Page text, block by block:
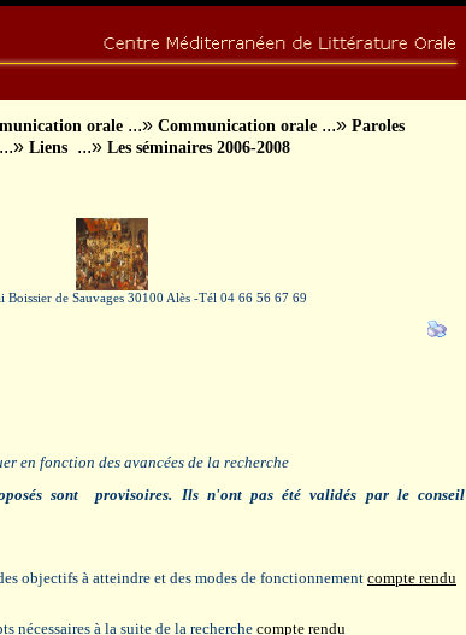
orale ...» Communication orale ...» Paroles
Liens ...» Les séminaires 2006-2008
Boissier de Sauvages 30100 Alès -Tél 04 66 56 67 69
en fonction des avancées de la recherche
sont provisoires. Ils n'ont pas été validés par le conseil
objectifs à atteindre et des modes de fonctionnement compte rendu
nécessaires à la suite de la recherche compte rendu